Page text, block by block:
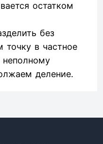
остатком
без
точку в частное
деление.